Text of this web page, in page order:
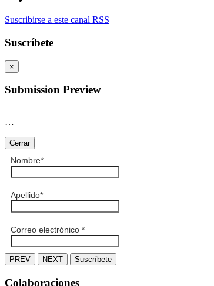
Suscribirse a este canal RSS
Suscríbete
×
Submission Preview
…
Cerrar
Nombre*
Apellido*
Correo electrónico *
PREV NEXT Suscríbete
Colaboraciones